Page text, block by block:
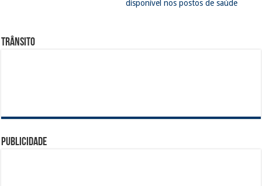
disponível nos postos de saúde
Trânsito
Publicidade